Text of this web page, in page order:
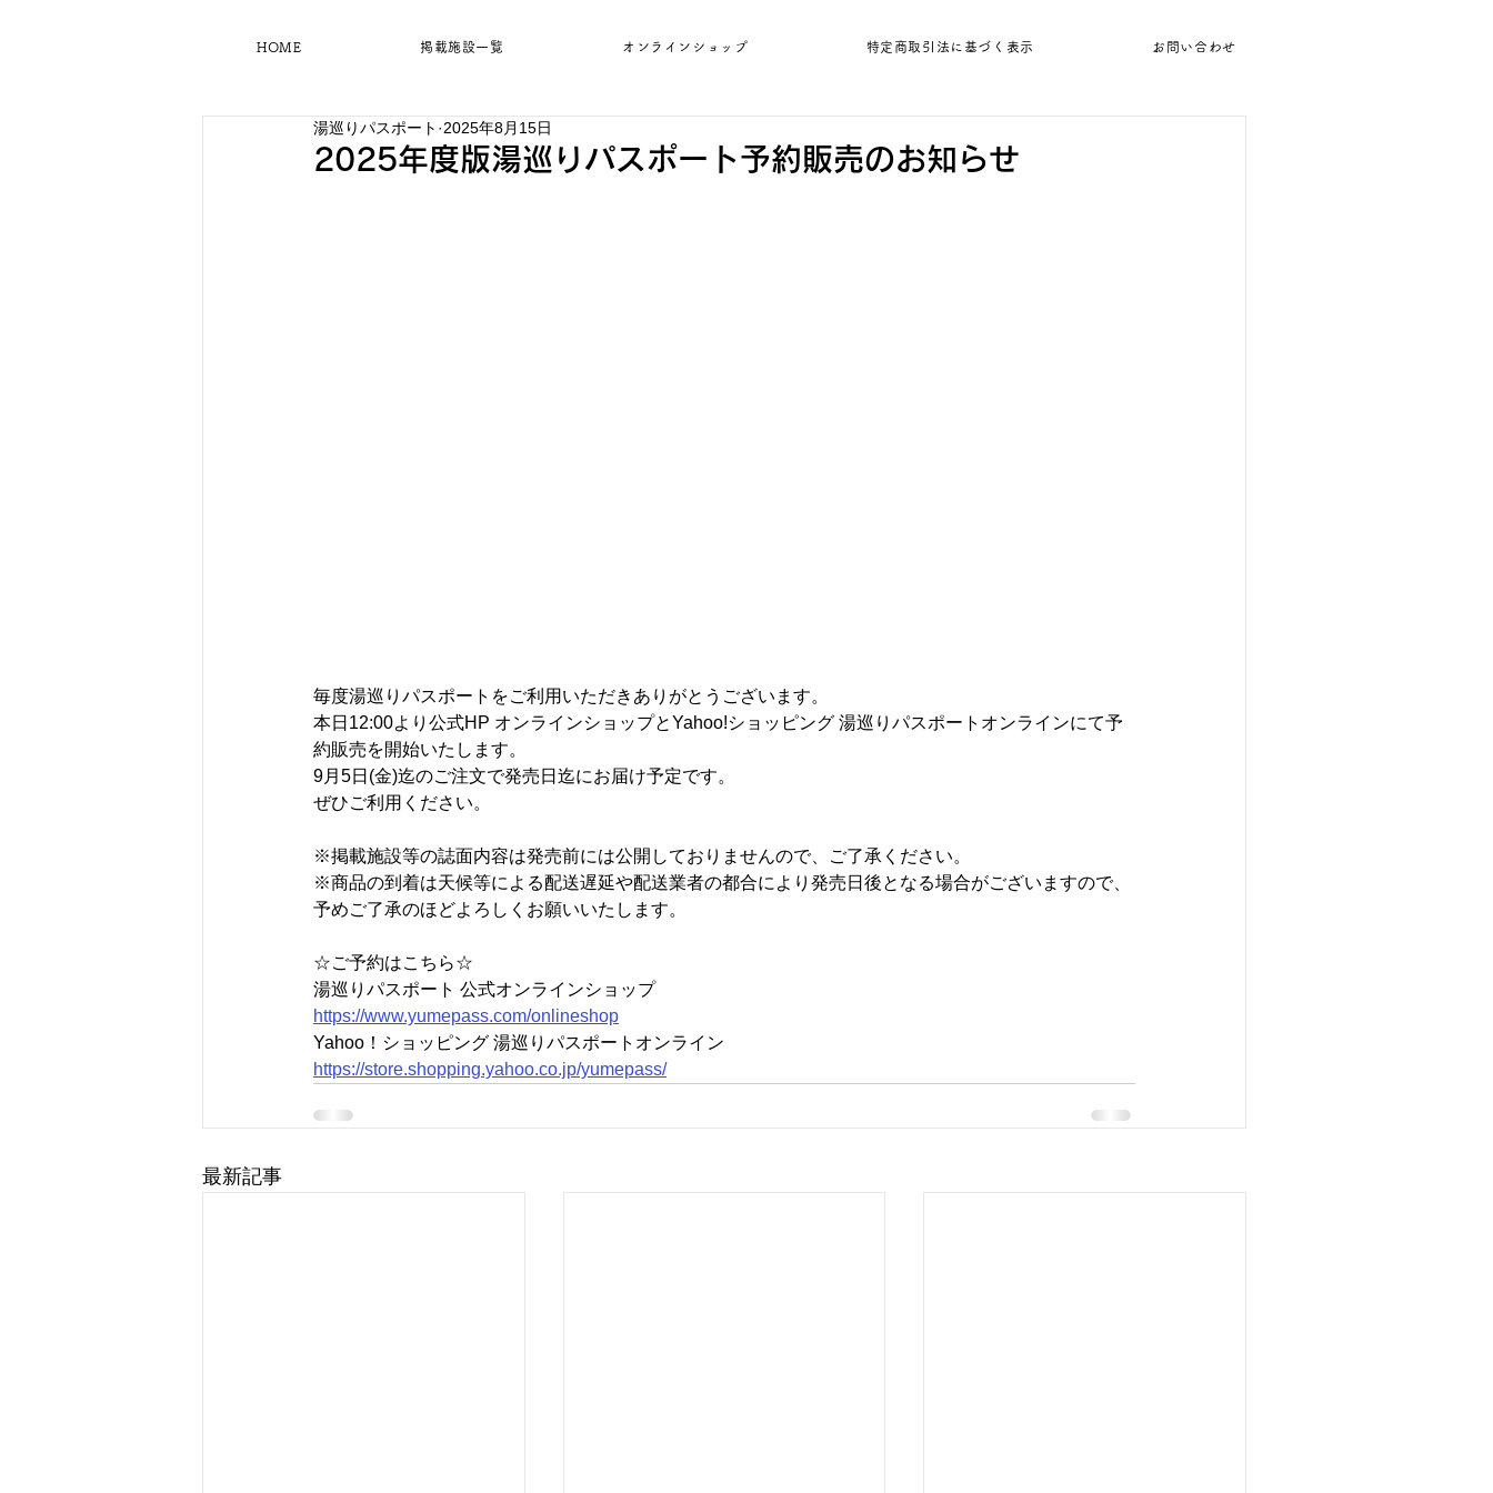
HOME 掲載施設一覧 オンラインショップ 特定商取引法に基づく表示 お問い合わせ
2025年度版湯巡りパスポート予約販売のお知らせ
湯巡りパスポート 2025年8月15日
毎度湯巡りパスポートをご利用いただきありがとうございます。
本日12:00より公式HP オンラインショップとYahoo!ショッピング 湯巡りパスポートオンラインにて予
約販売を開始いたします。
9月5日(金)迄のご注文で発売日迄にお届け予定です。
ぜひご利用ください。
※掲載施設等の誌面内容は発売前には公開しておりませんので、ご了承ください。
※商品の到着は天候等による配送遅延や配送業者の都合により発売日後となる場合がございますので、
予めご了承のほどよろしくお願いいたします。
☆ご予約はこちら☆
湯巡りパスポート 公式オンラインショップ
https://www.yumepass.com/onlineshop
Yahoo！ショッピング 湯巡りパスポートオンライン
https://store.shopping.yahoo.co.jp/yumepass/
最新記事